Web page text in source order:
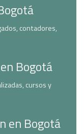
contadores,
Bogotá
cursos y
en Bogotá